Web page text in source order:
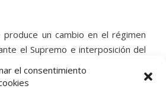
el consentimiento
produce un cambio en el régimen
el Supremo e interposición del
a quo emplazará por 30 días para la